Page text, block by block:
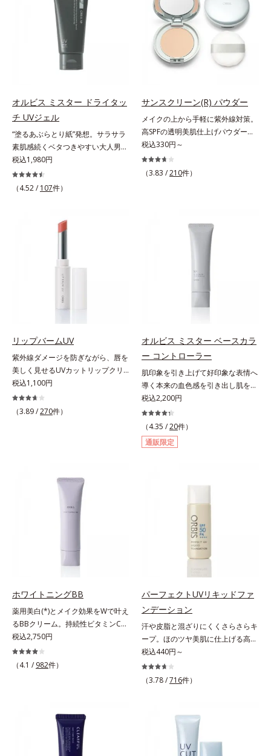
オルビス ミスター ドライタッ
チ UVジェル
“塗るあぶらとり紙”発想。サラサラ
素肌感続くベタつきやすい大人男性
肌のための日焼け止めジェル。メン
ズブランド「オルビス ミスター」
の日焼け止めです。SPF50+・
ジングは不要。通勤にも長時間のレ
ジャーにも、毎日手軽にお使いいた
アイテムは本来多くのオイルが必要
ですが、オルビス ミスターは少な
いオイル(*1)でも多くのUVカット成
分を抱え込む技術を採用しました。
さらに皮脂吸着パウダー(*2)も配
合。ベタつきにくいみずみずしい使
用感で、塗ることでスキンケア後の
男性の悩み、シミ(*3)とテカリ(*4)
の両方に応えるアイテムです。*1
自社比較*2 アクリレーツコポリマ
ー配合＝化粧持ち向上成分*3 日焼
けによるシミ予防*4 皮脂吸着によ
税込1,980円
（4.52 / 107件）
サンスクリーン(R) パウダー
メイクの上から手軽に紫外線対策。
高SPFの透明美肌仕上げパウダー。
メイクの上から手を汚さずに紫外線
対策ができるUVカットパウダーで
す。“素肌のようななめらかな軽
が同時にできるお役立ちアイテムで
す。毛穴や色ムラをカバーしながら
も、素肌のような透明美肌を叶える
秘密は「スムースヴェールパウダー
(*1)」にあります。7種の球状粉体
ールをかけるようにカバー。さらに
肌のようなナチュラルなツヤ感を演
出します。また、皮脂を吸着する
「あぶらとりパウダー(*3)」を配合
し、くずれ＆テカリを防いでサラサ
ラ肌が長時間続きます。パウダータ
イプながら、SPF50+・PA++++。パ
ウダーならではの軽いつけごこち
で、日焼け止めが苦手な方にもおす
すめです。水や汗に強いスーパーウ
ォータープルーフ(*4)だから、レジ
合＝セミマット肌を叶える球状と板
ス*3 シリカ配合＝皮脂を吸着する
粉体*4 化粧持ち性能
税込330円～
（3.83 /210件）
リップバームUV
紫外線ダメージを防ぎながら、唇を
美しく見せるUVカットリップクリ
ーム。UV対策を忘れがちな唇に。
紫外線をカットしながら、顔色をパ
ッと明るく見せるUVカットリップ
唇もしっかりUV対策しましょう。2
種類の保湿成分（加水分解コラーゲ
ン、ゲットウ葉エキス）を配合して
ち。通常色は、どんな肌色にも似合
うカラーで、唇を美しく魅せながら
の下地としてもおすすめです。
税込1,100円
（3.89 /270件）
オルビス ミスター ベースカラ
ー コントローラー
肌印象を引き上げて好印象な表情へ
導く本来の血色感を引き出し肌を均
一に整えるベースカラー。スキンケ
ア感覚で絶好調な肌へ整えるベース
コントロールカラーです。肌トラブ
ルを“覆い隠す”のではなく、“光で整
える”オレンジフィルター理論に着
て、血色のよいイキイキとした印象
整え、肌本来の魅力を引き出し、印
象をランクアップさせます。日本人
男性の肌色に合わせた色設計で、ど
んな肌色でも自然な仕上がりを叶え
ます。ベタつくのに乾燥する男性の
肌に、うるおいを与えつつ皮脂分泌
をコントロールするスキンケア成分
を配合。夕方までベタつき＆乾燥知
らずの、清潔感のある肌が続きま
す。さらにSPF20・PA++の紫外線カ
ット効果で、日常シーンの紫外線を
カット。洗顔料で簡単に落とすこと
ができ、スキンケアの延長で使いや
後、適量（パール1～2粒大程度）を
とり、顔全体に少量ずつムラなくの
税込2,200円
（4.35 /20件）
通販限定
ホワイトニングBB
薬用美白(*)とメイク効果をWで叶え
るBBクリーム。持続性ビタミンC誘
導体で美白しながらくすみのない軽
やか美肌を長時間キープ。メイクし
ながら日中美白(*)効果も発揮する、
白美容液に色をつける”製法で生ま
れたBBだから、塗るだけで日中も
美白効果を発揮。さらに肌のくすみ
をパッと飛ばし、皮脂テカを防ぎな
税込2,750円
（4.1 / 982件）
パーフェクトUVリキッドファ
ンデーション
汗や皮脂と混ざりにくくさらさらキ
ープ。ほのツヤ美肌に仕上げる高
SPFファンデ。SPF50・PA++++で紫
外線を強力カットしながら、さらさ
ら美肌が10時間(*)続くリキッドフ
で、時間が経ってもくすみにくく、
くずれにくく、軽やかにピタッとフ
ィット。まるでつけたてのような美
肌をキープします。またドーナツ型
税込440円～
（3.78 /716件）